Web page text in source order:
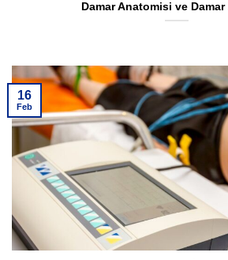
Damar Anatomisi ve
16
Feb